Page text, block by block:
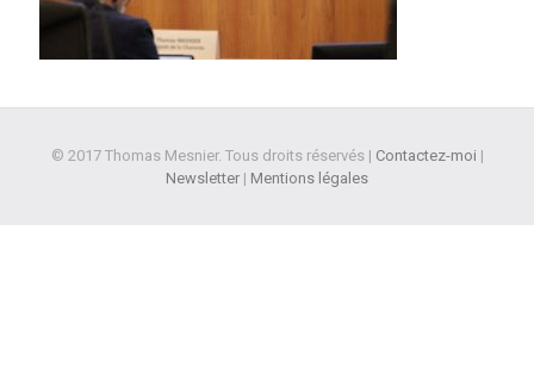
© 2017 Thomas Mesnier. Tous droits réservés | Contactez-moi |
Newsletter | Mentions légales